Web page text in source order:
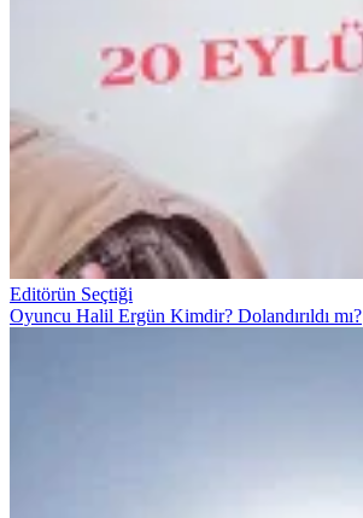
Editörün Seçtiği
Oyuncu Halil Ergün Kimdir? Dolandırıldı mı?